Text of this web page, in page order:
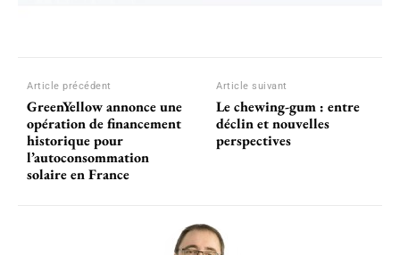
Article précédent
GreenYellow annonce une
opération de financement
historique pour
l’autoconsommation
solaire en France
Article suivant
Le chewing-gum : entre
déclin et nouvelles
perspectives